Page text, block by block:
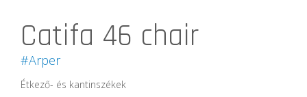
Catifa 46 chair
#Arper
Étkező- és kantinszékek